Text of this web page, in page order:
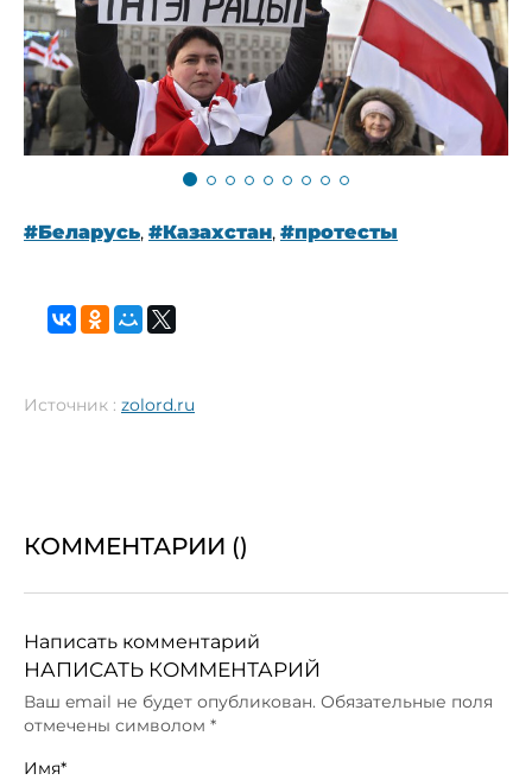
#Беларусь, #Казахстан, #протесты
Источник : zolord.ru
КОММЕНТАРИИ ()
Написать комментарий
НАПИСАТЬ КОММЕНТАРИЙ
Ваш email не будет опубликован. Обязательные поля
отмечены символом *
Имя*